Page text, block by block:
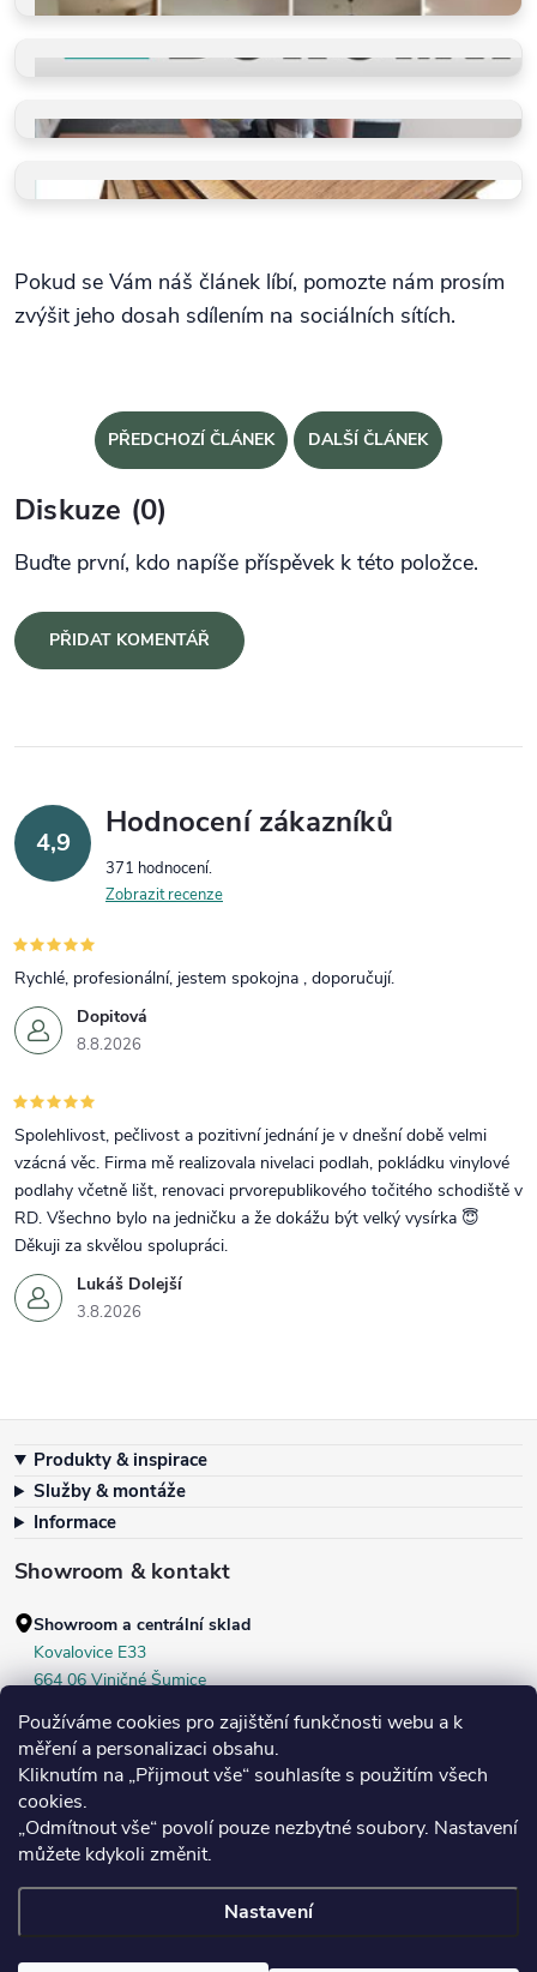
Používáme cookies pro zajištění funkčnosti webu a k
měření a personalizaci obsahu.
Kliknutím na „Přijmout vše“ souhlasíte s použitím všech
cookies.
„Odmítnout vše“ povolí pouze nezbytné soubory. Nastavení
můžete kdykoli změnit.
Nastavení
Příběhy našich klientů
Více než schody a vinyl
Takto je děláme v BUKOMĚ
Pokud se Vám náš článek líbí, pomozte nám prosím
zvýšit jeho dosah sdílením na sociálních sítích.
PŘEDCHOZÍ ČLÁNEK DALŠÍ ČLÁNEK
Diskuze (0)
Buďte první, kdo napíše příspěvek k této položce.
PŘIDAT KOMENTÁŘ
4,9
Hodnocení zákazníků
371 hodnocení
Zobrazit recenze
Dopitová
8.8.2026
Rychlé, profesionální, jestem spokojna , doporučují.
Lukáš Dolejší
3.8.2026
Spolehlivost, pečlivost a pozitivní jednání je v dnešní době velmi
vzácná věc. Firma mě realizovala nivelaci podlah, pokládku vinylové
podlahy včetně lišt, renovaci prvorepublikového točitého schodiště v
RD. Všechno bylo na jedničku a že dokážu být velký vysírka 😇
Děkuji za skvělou spolupráci.
Produkty & inspirace
Služby & montáže
Informace
Showroom & kontakt
Showroom a centrální sklad
Kovalovice E33
664 06 Viničné Šumice
+420 604 536 499
Po–Pá:7:30–16:00
Středa:
Sobota:8:00–10:00